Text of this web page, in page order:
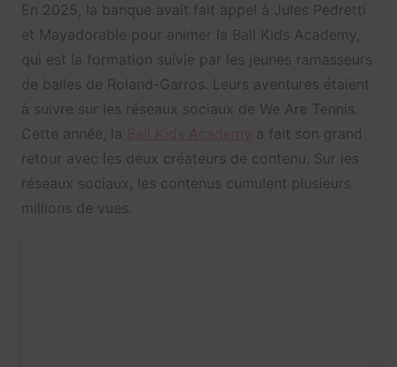
En 2025, la banque avait fait appel à Jules Pedretti
et Mayadorable pour animer la Ball Kids Academy,
qui est la formation suivie par les jeunes ramasseurs
de balles de Roland-Garros. Leurs aventures étaient
à suivre sur les réseaux sociaux de We Are Tennis.
Cette année, la
a fait son grand
retour avec les deux créateurs de contenu. Sur les
réseaux sociaux, les contenus cumulent plusieurs
millions de vues.